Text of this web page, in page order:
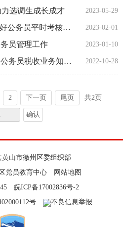
2023-05-29
选调生成长成才
2023-02-01
西溪南镇：“四个环节”用好公务员平时考核“指挥棒”
2023-01-10
员管理工作
2022-10-28
区税务局组织开展新录用公务员税收业务知识集中学习
2 下一页 尾页 共2页
确认
山市徽州区委组织部
党员教育中心
网站地图
皖ICP备17002836号-2
号
不良信息举报